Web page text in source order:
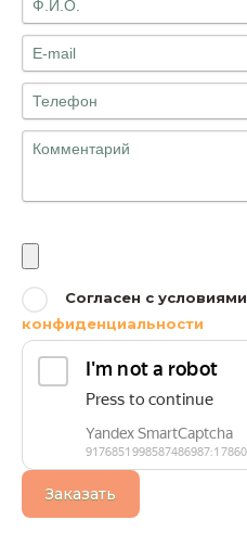
Согласен с условиями
конфиденциальности
Заказать